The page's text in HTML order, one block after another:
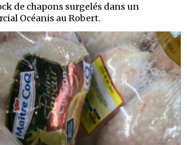
de chapons surgelés dans un
Océanis au Robert.